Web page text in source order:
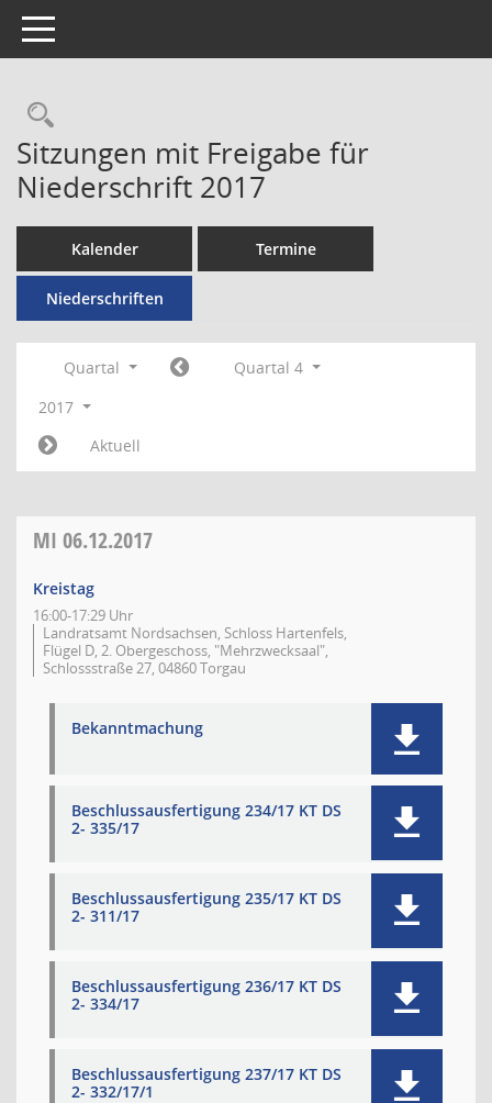
Toggle navigation
Rechercheauswahl
Sitzungen mit Freigabe für
Niederschrift 2017
Kalender Termine
Niederschriften
Quartal
Quartal 4
2017
Aktuell
MI 06.12.2017
Kreistag
16:00-17:29 Uhr
Landratsamt Nordsachsen, Schloss Hartenfels,
Flügel D, 2. Obergeschoss, "Mehrzwecksaal",
Schlossstraße 27, 04860 Torgau
Bekanntmachung
Beschlussausfertigung 234/17 KT DS
2- 335/17
Beschlussausfertigung 235/17 KT DS
2- 311/17
Beschlussausfertigung 236/17 KT DS
2- 334/17
Beschlussausfertigung 237/17 KT DS
2- 332/17/1